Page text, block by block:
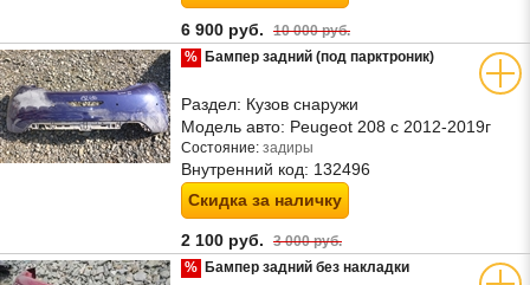
6 900 руб. 10 000 руб.
% Бампер задний (под парктроник)
Раздел: Кузов снаружи
Модель авто: Peugeot 208 с 2012-2019г
Состояние: задиры
Внутренний код: 132496
Скидка за наличку
2 100 руб. 3 000 руб.
% Бампер задний без накладки